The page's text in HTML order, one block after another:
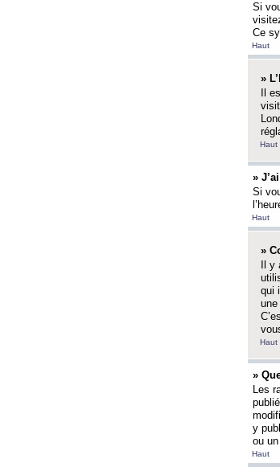
Si
Ce
Haut
»
Il
Haut
»
Si
Haut
»
Il
qui
Haut
»
Les
y
ou
Haut